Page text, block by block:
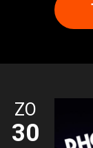
ZO
30